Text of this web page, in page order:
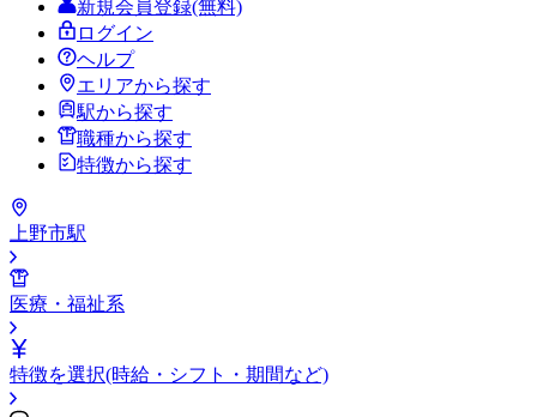
新規会員登録(無料)
ログイン
ヘルプ
エリアから探す
駅から探す
職種から探す
特徴から探す
上野市駅
医療・福祉系
特徴を選択(時給・シフト・期間など)